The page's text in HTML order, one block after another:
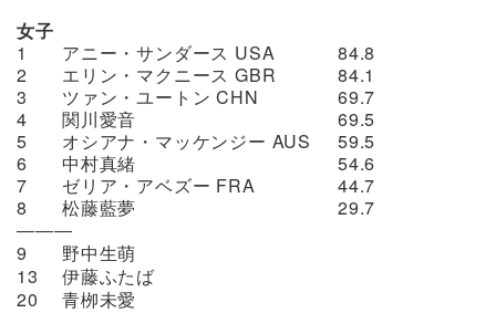
女子
1
アニー・サンダース USA
84.8
2
エリン・マクニース GBR
84.1
3
ツァン・ユートン CHN
69.7
4
関川愛音
69.5
5
オシアナ・マッケンジー AUS
59.5
6
中村真緒
54.6
7
ゼリア・アベズー FRA
44.7
8
松藤藍夢
29.7
―――
9
野中生萌
13
伊藤ふたば
20
青栁未愛